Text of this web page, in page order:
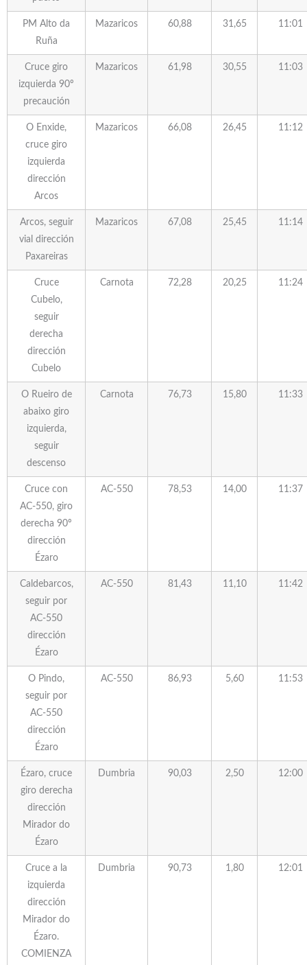
PM Alto da
Ruña
Mazaricos 60,88 31,65 11:01
Cruce giro
izquierda 90º
precaución
Mazaricos 61,98 30,55 11:03
O Enxide,
cruce giro
izquierda
dirección
Arcos
Mazaricos 66,08 26,45 11:12
Arcos, seguir
vial dirección
Paxareiras
Mazaricos 67,08 25,45 11:14
Cruce
Cubelo,
seguir
derecha
dirección
Cubelo
Carnota 72,28 20,25 11:24
O Rueiro de
abaixo giro
izquierda,
seguir
descenso
Carnota 76,73 15,80 11:33
Cruce con
AC-550, giro
derecha 90º
dirección
Ézaro
AC-550 78,53 14,00 11:37
Caldebarcos,
seguir por
AC-550
dirección
Ézaro
AC-550 81,43 11,10 11:42
O Pindo,
seguir por
AC-550
dirección
Ézaro
AC-550 86,93 5,60 11:53
Ézaro, cruce
giro derecha
dirección
Mirador do
Ézaro
Dumbria 90,03 2,50 12:00
Cruce a la
izquierda
dirección
Mirador do
Ézaro.
COMIENZA
Dumbria 90,73 1,80 12:01